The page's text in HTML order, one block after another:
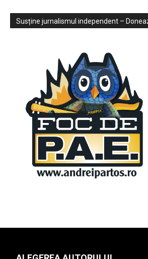
Sondaje
Video
Susține jurnalismul independent –